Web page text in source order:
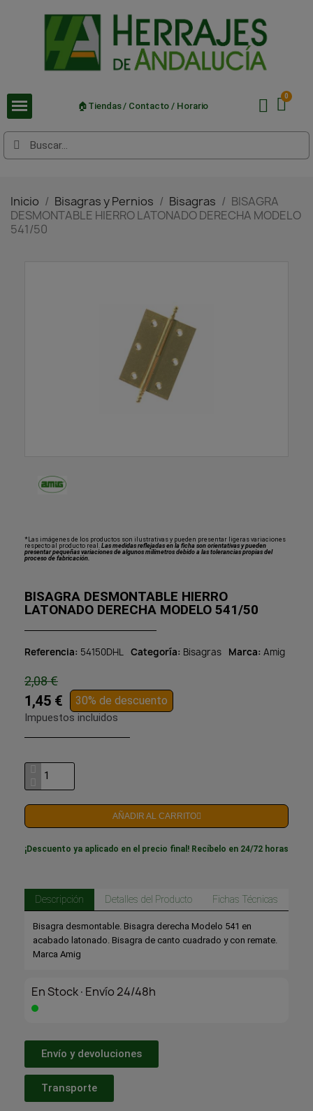
🏠Tiendas / Contacto / Horario
Inicio Bisagras y Pernios Bisagras
BISAGRA
DESMONTABLE HIERRO LATONADO DERECHA MODELO
541/50
*Las imágenes de los productos son ilustrativas y pueden presentar ligeras variaciones
respecto al producto real. Las medidas reflejadas en la ficha son orientativas y pueden
presentar pequeñas variaciones de algunos milímetros debido a las tolerancias propias del
proceso de fabricación.
BISAGRA DESMONTABLE HIERRO
LATONADO DERECHA MODELO 541/50
Referencia 54150DHL Categoría Bisagras Marca Amig
2,08 €
1,45 € 30% de descuento
Impuestos incluidos
AÑADIR AL CARRITO
¡Descuento ya aplicado en el precio final! Recíbelo en 24/72 horas
Descripción Detalles del Producto Fichas Técnicas
Bisagra desmontable. Bisagra derecha Modelo 541 en
acabado latonado. Bisagra de canto cuadrado y con remate.
Marca Amig
En Stock·Envío 24/48h
Envío y devoluciones
Transporte